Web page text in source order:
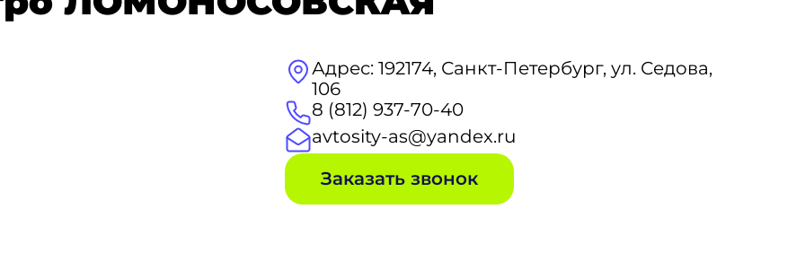
Адрес: 192174, Санкт-Петербург, ул. Седова,
106
8 (812) 937-70-40
avtosity-as@yandex.ru
Заказать звонок